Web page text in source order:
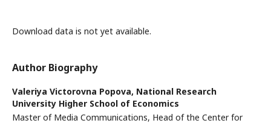
Download data is not yet available.
Author Biography
Valeriya Victorovna Popova, National Research
University Higher School of Economics
Master of Media Communications, Head of the Center for